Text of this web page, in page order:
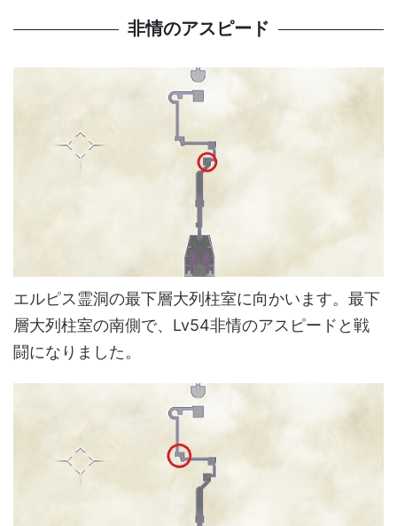
非情のアスピード
エルピス霊洞の最下層大列柱室に向かいます。最下
層大列柱室の南側で、Lv54非情のアスピードと戦
闘になりました。